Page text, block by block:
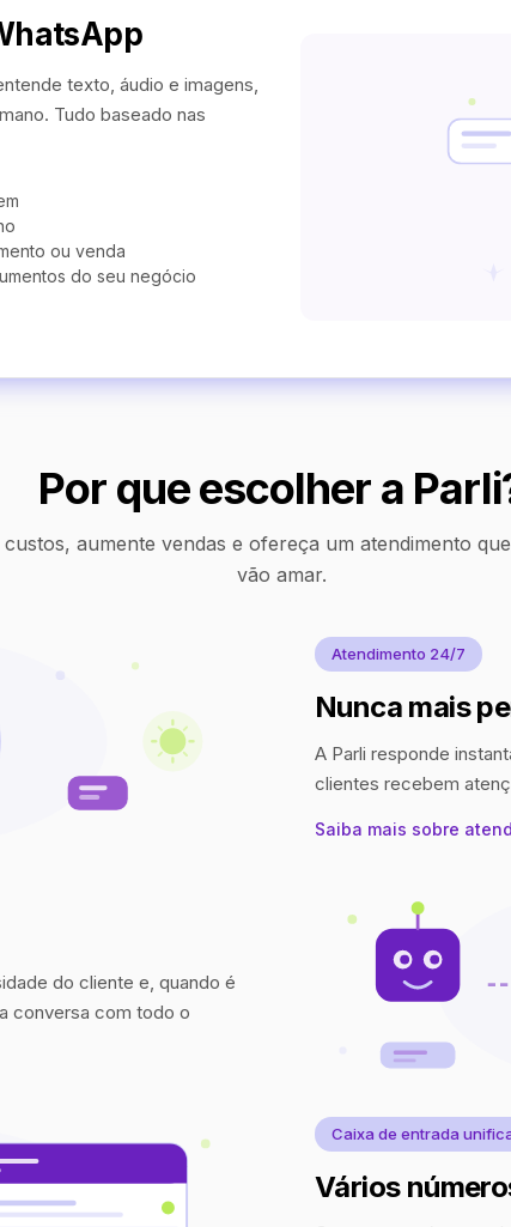
texto, áudio e imagens,
Tudo baseado nas
ou venda
do seu negócio
Por que escolher a
custos, aumente vendas e ofereça um atendimento
vão amar.
Atendimento 24/7
Nunca mais
A Parli responde
clientes recebem
Saiba mais sobre
do cliente e, quando é
conversa com todo o
Caixa de entrada
Vários